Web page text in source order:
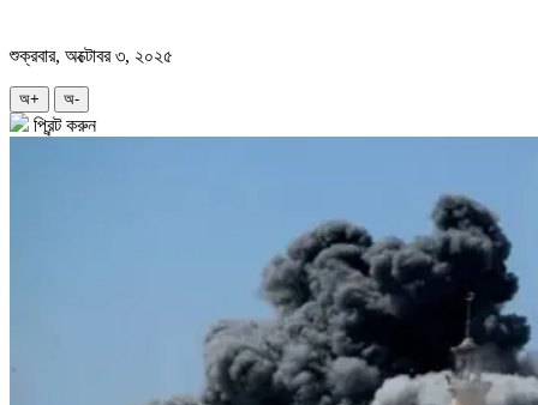
শুক্রবার, অক্টোবর ৩, ২০২৫
অ+ অ-
প্রিন্ট করুন